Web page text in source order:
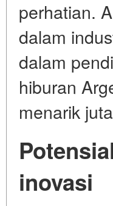
perhatian.
dalam
dalam
hiburan
menarik
inovasi